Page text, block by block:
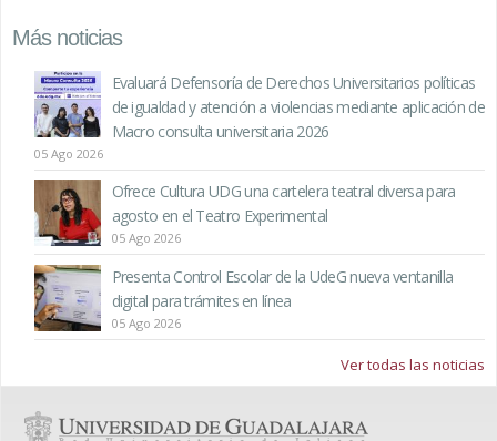
Más noticias
Evaluará Defensoría de Derechos Universitarios políticas
de igualdad y atención a violencias mediante aplicación de
Macro consulta universitaria 2026
05 Ago 2026
Ofrece Cultura UDG una cartelera teatral diversa para
agosto en el Teatro Experimental
05 Ago 2026
Presenta Control Escolar de la UdeG nueva ventanilla
digital para trámites en línea
05 Ago 2026
Ver todas las noticias